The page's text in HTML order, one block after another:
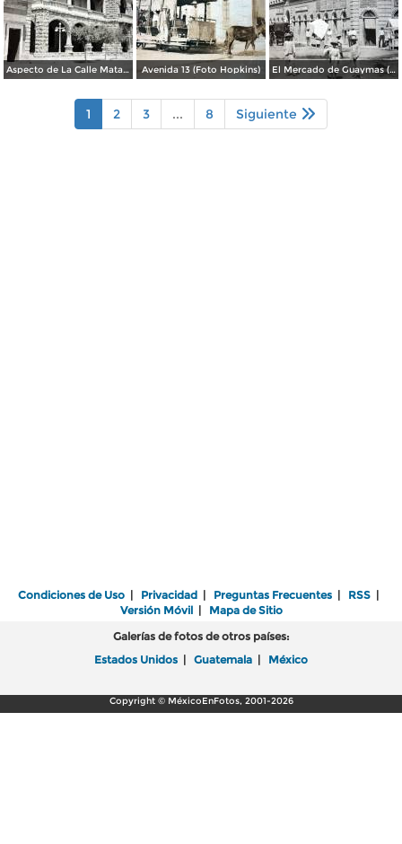
Aspecto de La Calle Matamoros ( Mayo de 1920 ). Avenida 13 (Foto Hopkins) El Mercado de Guaymas (Foto Hopkins)
1 2 3 ... 8 Siguiente
Condiciones de Uso | Privacidad | Preguntas Frecuentes | RSS |
Versión Móvil| Mapa de Sitio
Galerías de fotos de otros países:
Estados Unidos | Guatemala | México
Copyright © MéxicoEnFotos, 2001-2026